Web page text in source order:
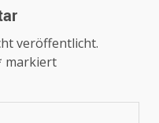
veröffentlicht.
markiert